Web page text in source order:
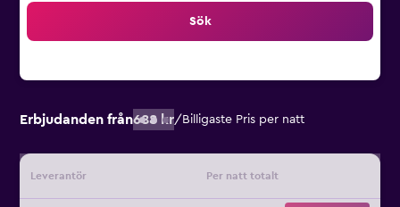
Sök
Erbjudanden från688 kr/ Billigaste Pris per natt
Leverantör Per natt totalt